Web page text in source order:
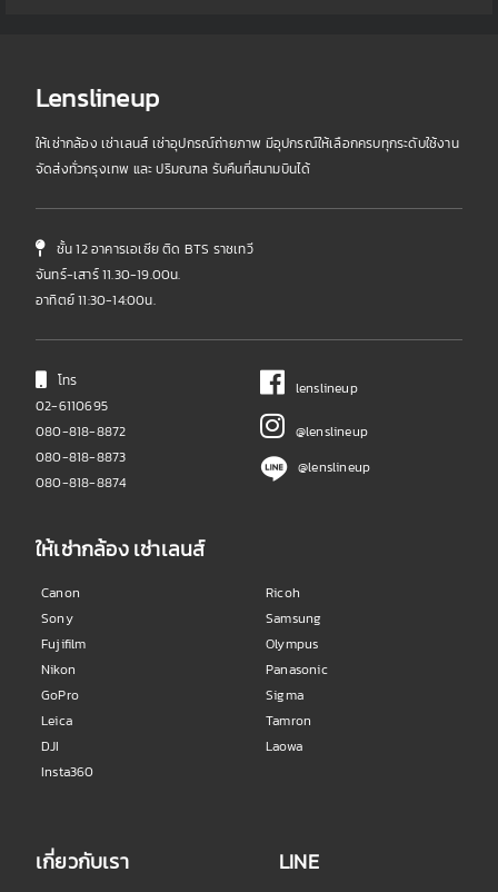
Lenslineup
ให้เช่ากล้อง เช่าเลนส์ เช่าอุปกรณ์ถ่ายภาพ มีอุปกรณ์ให้เลือกครบทุกระดับใช้งาน
จัดส่งทั่วกรุงเทพ และ ปริมณฑล รับคืนที่สนามบินได้
ชั้น 12 อาคารเอเชีย ติด BTS ราชเทวี
จันทร์-เสาร์ 11.30-19.00น.
อาทิตย์ 11:30-14:00น.
โทร
02-6110695
080-818-8872
080-818-8873
080-818-8874
lenslineup
@lenslineup
@lenslineup
ให้เช่ากล้อง เช่าเลนส์
Canon
Sony
Fujifilm
Nikon
GoPro
Leica
DJI
Insta360
Ricoh
Samsung
Olympus
Panasonic
Sigma
Tamron
Laowa
เกี่ยวกับเรา LINE